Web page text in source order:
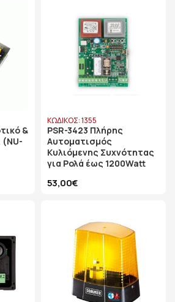
&
ΚΩΔΙΚΟΣ: 1355
PSR-3423 Πλήρης
Αυτοματισμός
Κυλιόμενης Συχνότητας
για Ρολά έως 1200Watt
53,00€